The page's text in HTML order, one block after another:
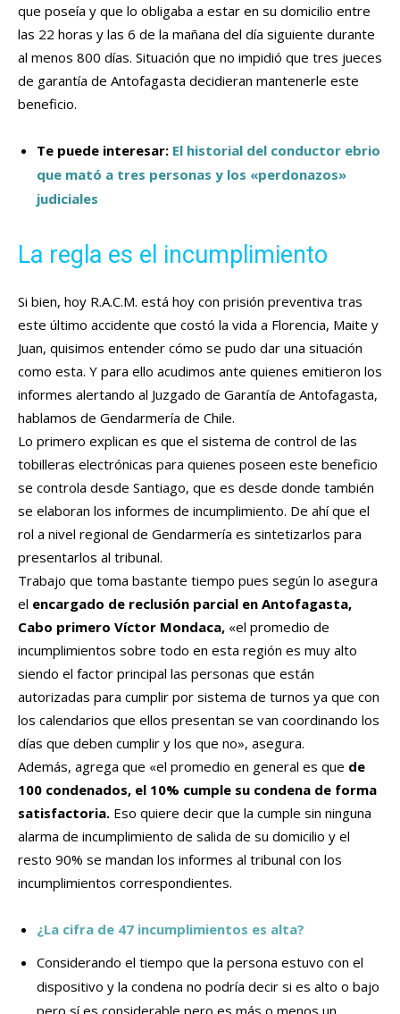
que poseía y que lo obligaba a estar en su domicilio entre
las 22 horas y las 6 de la mañana del día siguiente durante
al menos 800 días. Situación que no impidió que tres jueces
de garantía de Antofagasta decidieran mantenerle este
beneficio.
Te puede interesar: El historial del conductor ebrio
que mató a tres personas y los «perdonazos»
judiciales
La regla es el incumplimiento
Si bien, hoy R.A.C.M. está hoy con prisión preventiva tras
este último accidente que costó la vida a Florencia, Maite y
Juan, quisimos entender cómo se pudo dar una situación
como esta. Y para ello acudimos ante quienes emitieron los
informes alertando al Juzgado de Garantía de Antofagasta,
hablamos de Gendarmería de Chile.
Lo primero explican es que el sistema de control de las
tobilleras electrónicas para quienes poseen este beneficio
se controla desde Santiago, que es desde donde también
se elaboran los informes de incumplimiento. De ahí que el
rol a nivel regional de Gendarmería es sintetizarlos para
presentarlos al tribunal.
Trabajo que toma bastante tiempo pues según lo asegura
el encargado de reclusión parcial en Antofagasta,
Cabo primero Víctor Mondaca, «el promedio de
incumplimientos sobre todo en esta región es muy alto
siendo el factor principal las personas que están
autorizadas para cumplir por sistema de turnos ya que con
los calendarios que ellos presentan se van coordinando los
días que deben cumplir y los que no», asegura.
Además, agrega que «el promedio en general es que de
100 condenados, el 10% cumple su condena de forma
satisfactoria. Eso quiere decir que la cumple sin ninguna
alarma de incumplimiento de salida de su domicilio y el
resto 90% se mandan los informes al tribunal con los
incumplimientos correspondientes.
¿La cifra de 47 incumplimientos es alta?
Considerando el tiempo que la persona estuvo con el
dispositivo y la condena no podría decir si es alto o bajo
pero sí es considerable pero es más o menos un